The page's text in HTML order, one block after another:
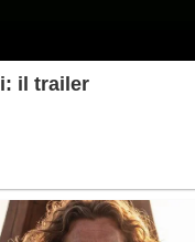
il trailer